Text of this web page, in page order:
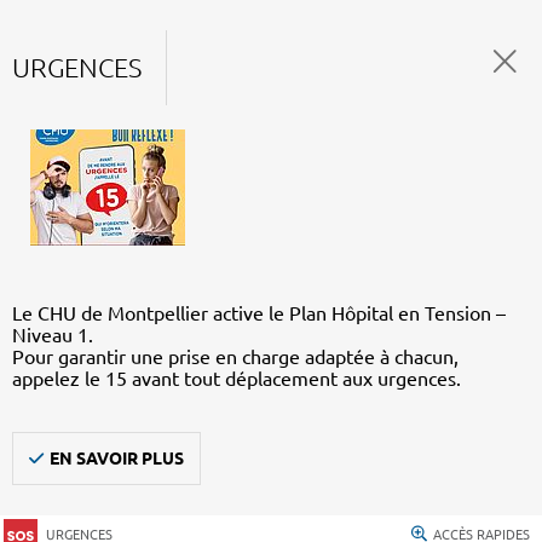
URGENCES
Le CHU de Montpellier active le Plan Hôpital en Tension –
Niveau 1.
Pour garantir une prise en charge adaptée à chacun,
appelez le 15 avant tout déplacement aux urgences.
EN SAVOIR PLUS
URGENCES ACCÈS RAPIDES